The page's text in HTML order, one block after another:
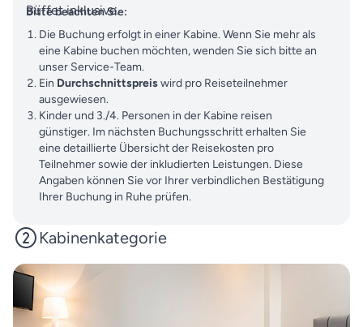
Büffet inklusive.
Bitte beachten Sie:
Die Buchung erfolgt in einer Kabine. Wenn Sie mehr als
eine Kabine buchen möchten, wenden Sie sich bitte an
unser Service-Team.
Ein Durchschnittspreiswird pro Reiseteilnehmer
ausgewiesen.
Kinder und 3./4. Personen in der Kabine reisen
günstiger. Im nächsten Buchungsschritt erhalten Sie
eine detaillierte Übersicht der Reisekosten pro
Teilnehmer sowie der inkludierten Leistungen. Diese
Angaben können Sie vor Ihrer verbindlichen Bestätigung
Ihrer Buchung in Ruhe prüfen.
Kabinenkategorie